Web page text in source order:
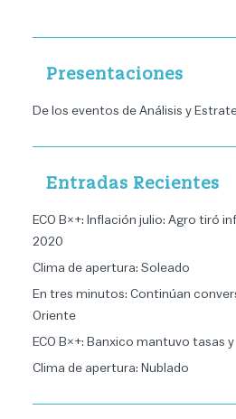
Presentaciones
De los eventos de Análisis y
Entradas Recientes
ECO B×+: Inflación julio: Agro tiró
2020
Clima de apertura: Soleado
En tres minutos: Continúan
Oriente
ECO B×+: Banxico mantuvo tasas
Clima de apertura: Nublado